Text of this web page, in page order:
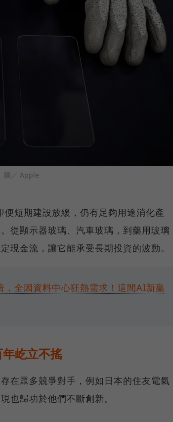
圖／ Apple
短期建設放緩，仍有足夠用途消化產
從顯示器玻璃、汽車玻璃，到藥用玻璃
現金流，讓它能承受長期投資的波動。
，全因資料中心狂熱需求！這間AI新贏
屹立不搖
在眾多競爭對手，例如日本的住友電氣
也歸功於他們不斷創新。